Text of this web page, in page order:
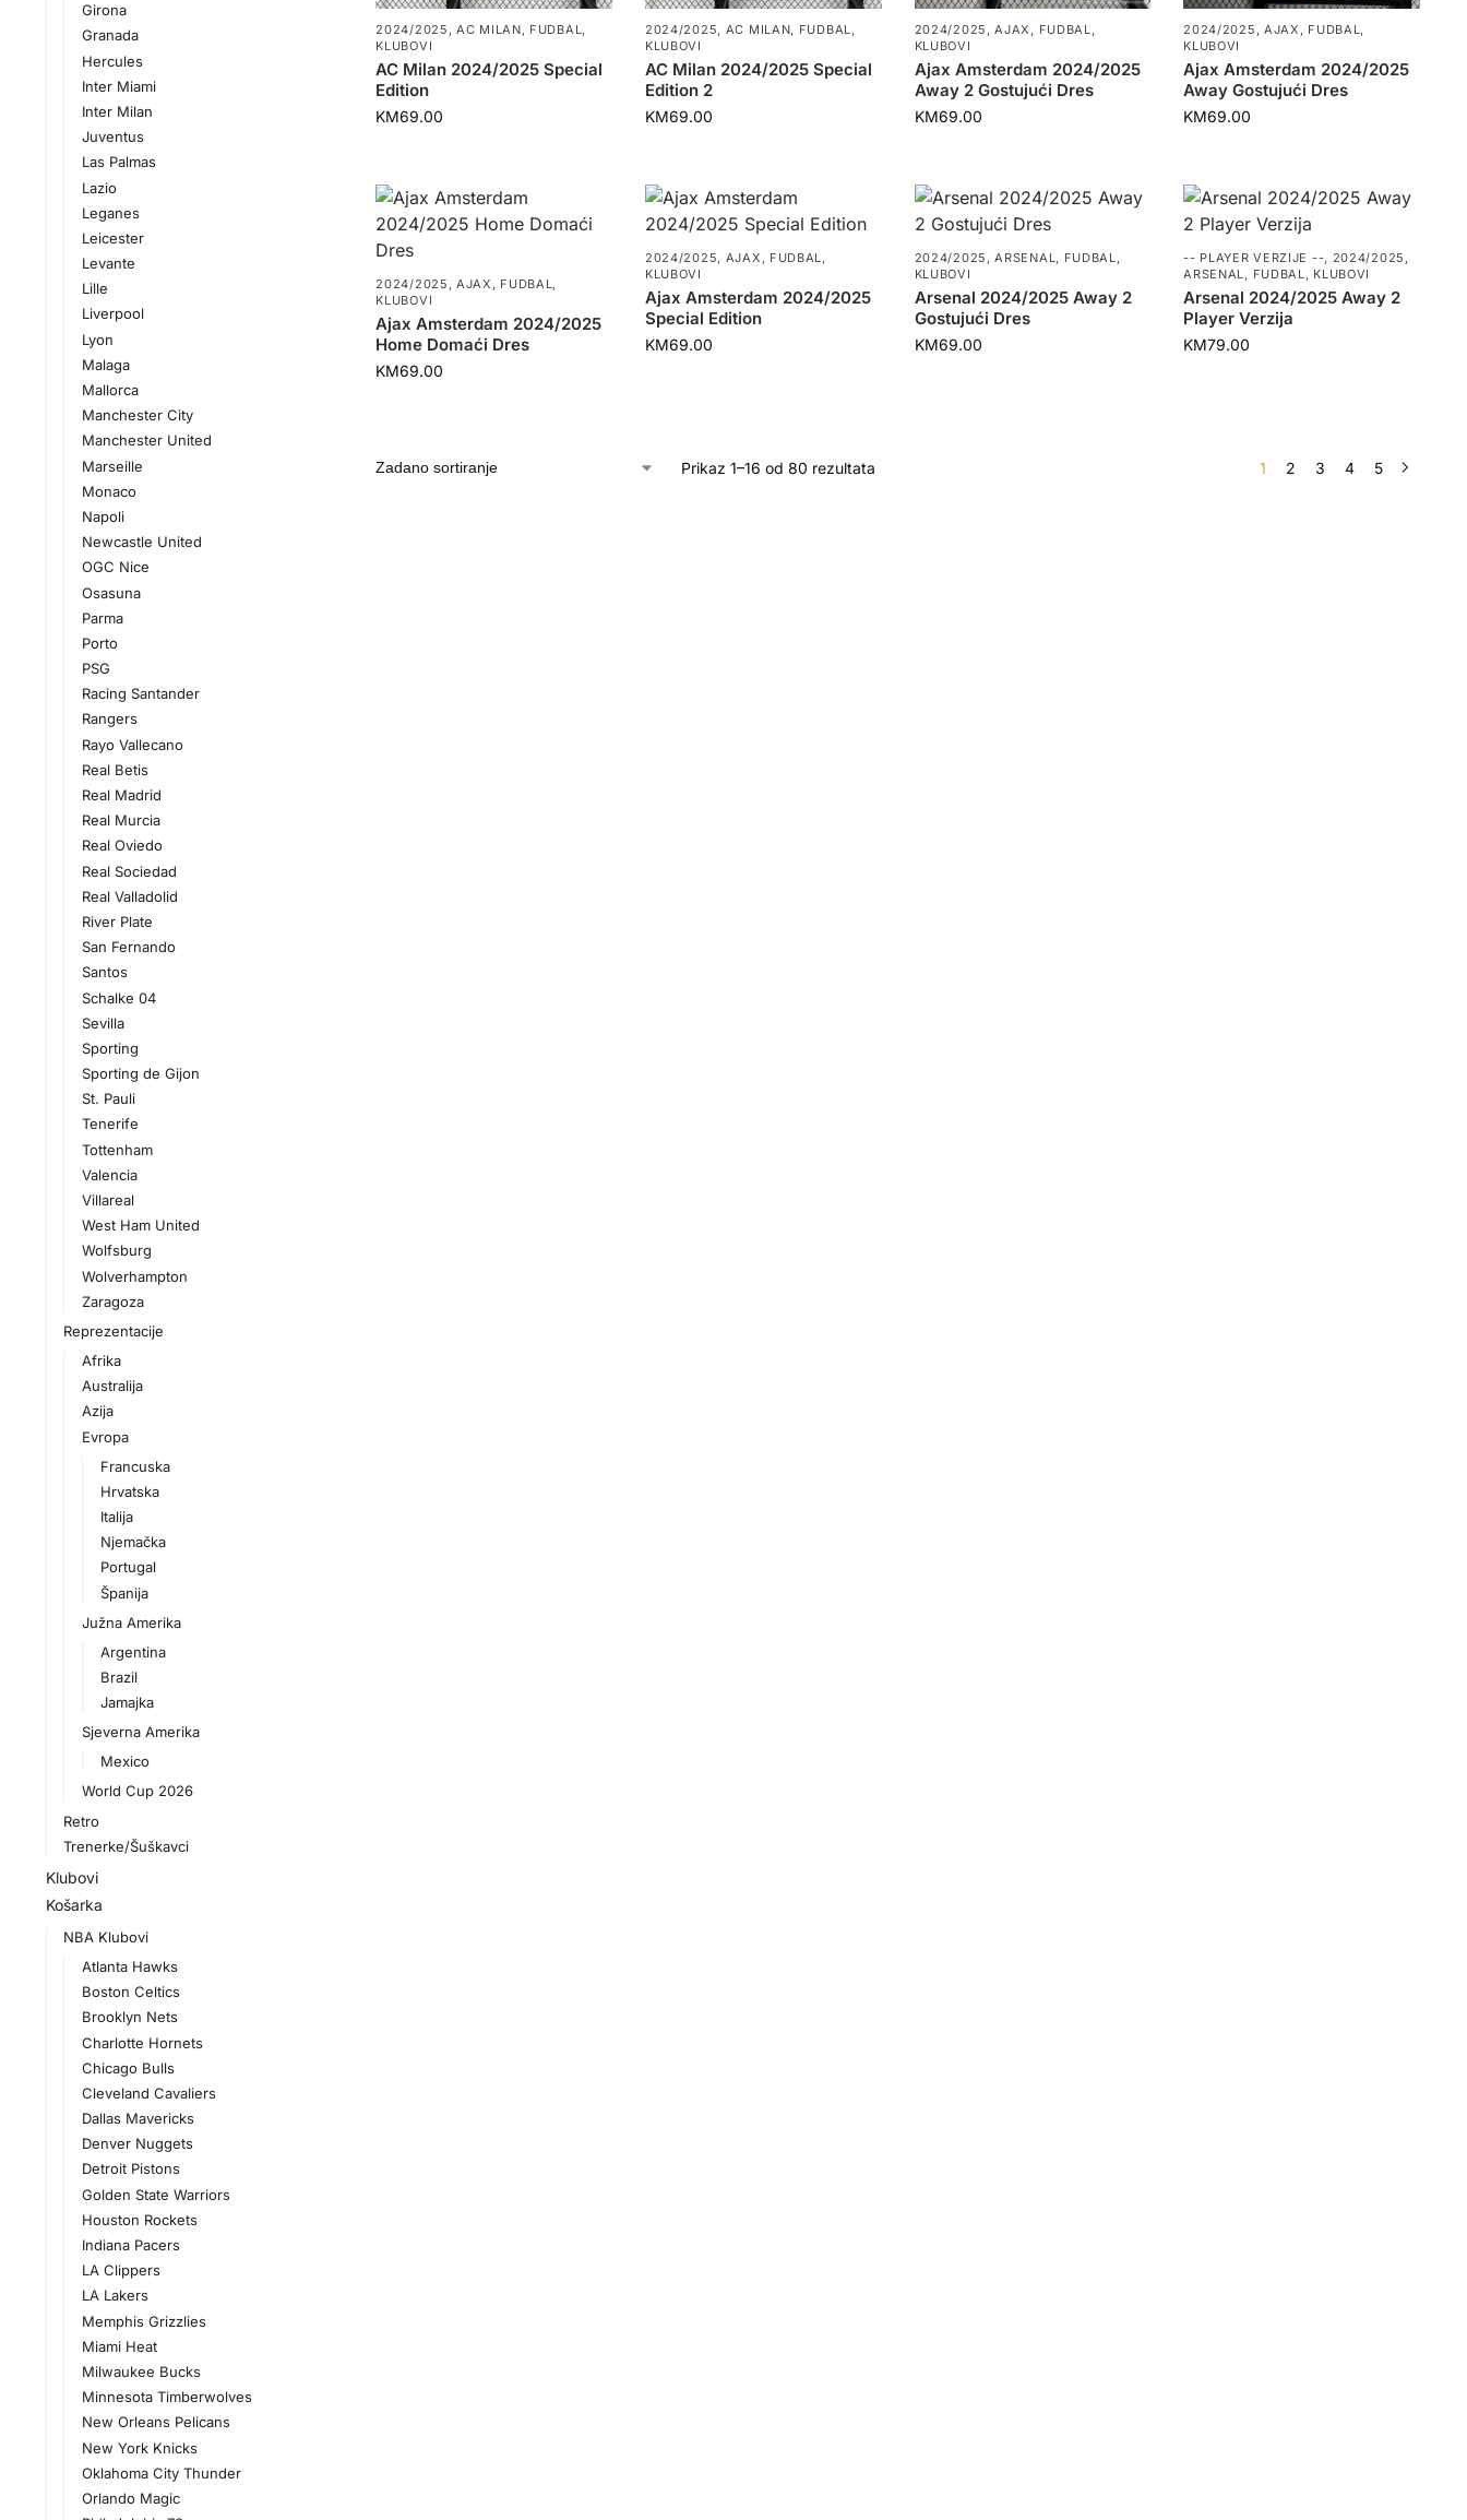
2024/2025 ,AC MILAN FUDBAL
KLUBOVI
AC Milan 2024/2025 Special
Edition
KM69.00
2024/2025 AC MILAN FUDBAL
KLUBOVI
AC Milan 2024/2025 Special
Edition 2
KM69.00
2024/2025 ,AJAX FUDBAL
KLUBOVI
Ajax Amsterdam 2024/2025
Away 2 Gostujući Dres
KM69.00
2024/2025 AJAX FUDBAL
KLUBOVI
Ajax Amsterdam 2024/2025
Away Gostujući Dres
KM69.00
2024/2025 ,AJAX FUDBAL
KLUBOVI
Ajax Amsterdam 2024/2025
Home Domaći Dres
KM69.00
2024/2025 AJAX FUDBAL
KLUBOVI
Ajax Amsterdam 2024/2025
Special Edition
KM69.00
2024/2025 ,ARSENAL FUDBAL
KLUBOVI
Arsenal 2024/2025 Away 2
Gostujući Dres
KM69.00
-- PLAYER VERZIJE -- 2024/2025
ARSENAL
FUDBAL KLUBOVI
Arsenal 2024/2025 Away 2
Player Verzija
KM79.00
Prikaz 1–16 od 80 rezultata 1 2 3 4 5
Girona
Granada
Hercules
Inter Miami
Inter Milan
Juventus
Las Palmas
Lazio
Leganes
Leicester
Levante
Lille
Liverpool
Lyon
Malaga
Mallorca
Manchester City
Manchester United
Marseille
Monaco
Napoli
Newcastle United
OGC Nice
Osasuna
Parma
Porto
PSG
Racing Santander
Rangers
Rayo Vallecano
Real Betis
Real Madrid
Real Murcia
Real Oviedo
Real Sociedad
Real Valladolid
River Plate
San Fernando
Santos
Schalke 04
Sevilla
Sporting
Sporting de Gijon
St. Pauli
Tenerife
Tottenham
Valencia
Villareal
West Ham United
Wolfsburg
Wolverhampton
Zaragoza
Reprezentacije
Afrika
Australija
Azija
Evropa
Francuska
Hrvatska
Italija
Njemačka
Portugal
Španija
Južna Amerika
Argentina
Brazil
Jamajka
Sjeverna Amerika
Mexico
World Cup 2026
Retro
Trenerke/Šuškavci
Klubovi
Košarka
NBA Klubovi
Atlanta Hawks
Boston Celtics
Brooklyn Nets
Charlotte Hornets
Chicago Bulls
Cleveland Cavaliers
Dallas Mavericks
Denver Nuggets
Detroit Pistons
Golden State Warriors
Houston Rockets
Indiana Pacers
LA Clippers
LA Lakers
Memphis Grizzlies
Miami Heat
Milwaukee Bucks
Minnesota Timberwolves
New Orleans Pelicans
New York Knicks
Oklahoma City Thunder
Orlando Magic